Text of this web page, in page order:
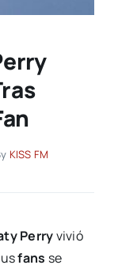
KISS FM
Perryvivió
fans se